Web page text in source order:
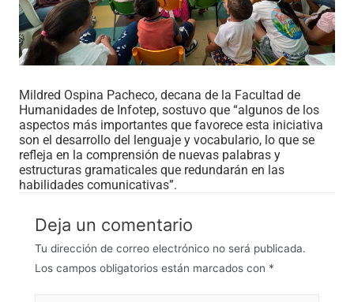
Mildred Ospina Pacheco, decana de la Facultad de
Humanidades de Infotep, sostuvo que “algunos de los
aspectos más importantes que favorece esta iniciativa
son el desarrollo del lenguaje y vocabulario, lo que se
refleja en la comprensión de nuevas palabras y
estructuras gramaticales que redundarán en las
habilidades comunicativas”.
Deja un comentario
Tu dirección de correo electrónico no será publicada.
Los campos obligatorios están marcados con *